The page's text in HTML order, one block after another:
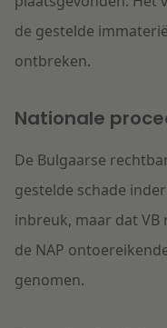
de gestelde
ontbreken.
Nationale
De Bulgaarse
gestelde schade
inbreuk, maar dat
de NAP
genomen.